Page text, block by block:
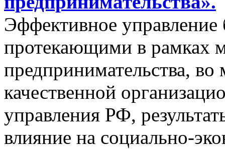
Эффективное управление
протекающими в рамках
предпринимательства,
качественной
управления РФ,
влияние на социально-